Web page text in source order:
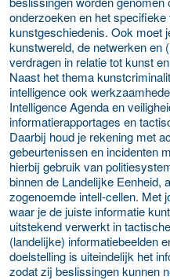
onderzoeken en het
kunstgeschiedenis. Ook moet
kunstwereld, de netwerken en
verdragen in relatie tot kunst
Naast het thema
intelligence ook
Intelligence Agenda en
informatierapportages en
Daarbij houd je rekening met
gebeurtenissen en incidenten
hierbij gebruik van
binnen de Landelijke Eenheid,
zogenoemde intell-cellen. Met
waar je de juiste informatie
uitstekend verwerkt in
(landelijke) informatiebeelden
doelstelling is uiteindelijk het
zodat zij beslissingen kunnen